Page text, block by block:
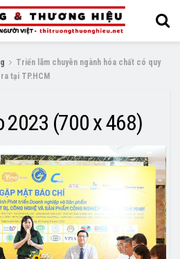
Triển lãm chuyên ngành hóa chất có quy
tại TP.HCM
2023 (700 x 468)